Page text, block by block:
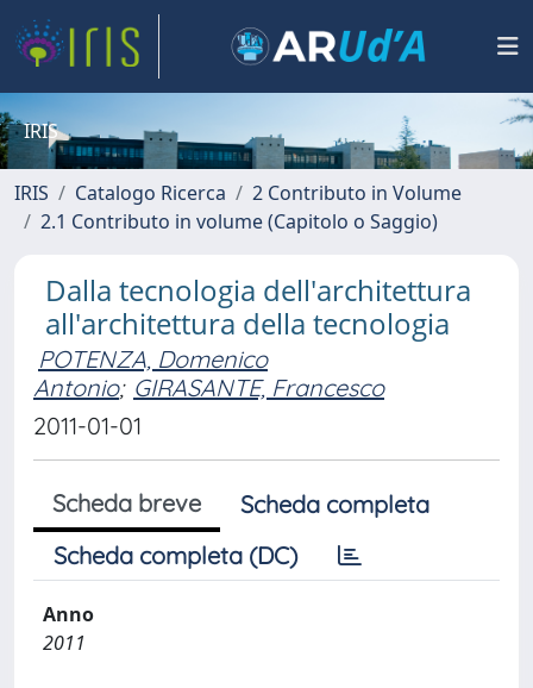
IRIS
IRIS Catalogo Ricerca
2 Contributo in Volume
2.1 Contributo in volume (Capitolo o Saggio)
Dalla tecnologia dell'architettura
all'architettura della tecnologia
POTENZA, Domenico
Antonio; GIRASANTE, Francesco
2011-01-01
Scheda breve
Scheda completa
Scheda completa (DC)
Anno
2011